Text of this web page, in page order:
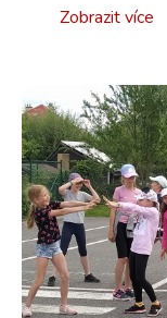
Zobrazit více